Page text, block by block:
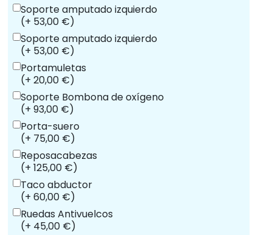
Soporte amputado izquierdo
(+ 53,00 €)
Soporte amputado izquierdo
(+ 53,00 €)
Portamuletas
(+ 20,00 €)
Soporte Bombona de oxígeno
(+ 93,00 €)
Porta-suero
(+ 75,00 €)
Reposacabezas
(+ 125,00 €)
Taco abductor
(+ 60,00 €)
Ruedas Antivuelcos
(+ 45,00 €)